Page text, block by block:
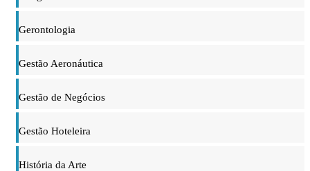
Gerontologia
Gestão Aeronáutica
Gestão de Negócios
Gestão Hoteleira
História da Arte